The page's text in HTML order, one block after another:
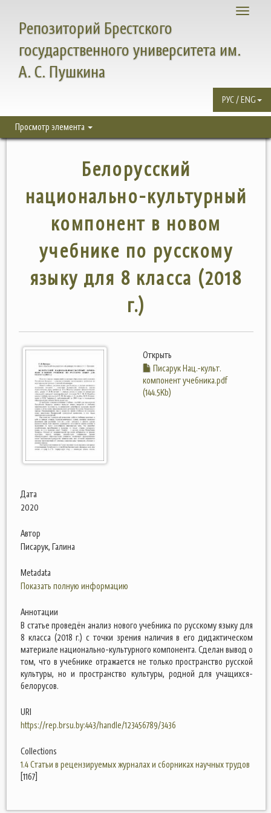
Toggle
Репозиторий Брестского
государственного университета им.
А. С. Пушкина
РУС / ENG
Просмотр элемента
Белорусский
национально-культурный
компонент в новом
учебнике по русскому
языку для 8 класса (2018
г.)
Открыть
Писарук Нац.-культ.
компонент учебника.pdf
(144.5Kb)
Дата
2020
Автор
Писарук, Галина
Metadata
Показать полную информацию
Аннотации
В статье проведён анализ нового учебника по русскому языку для
8 класса (2018 г.) с точки зрения наличия в его дидактическом
материале национально-культурного компонента. Сделан вывод о
том, что в учебнике отражается не только пространство русской
культуры, но и пространство культуры, родной для учащихся-
белорусов.
URI
https://rep.brsu.by:443/handle/123456789/3436
Collections
1.4 Статьи в рецензируемых журналах и сборниках научных трудов
[1167]